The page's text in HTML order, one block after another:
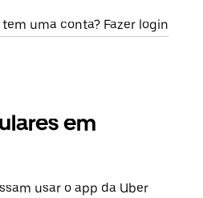
tem uma conta? Fazer login
em
usar o app da Uber